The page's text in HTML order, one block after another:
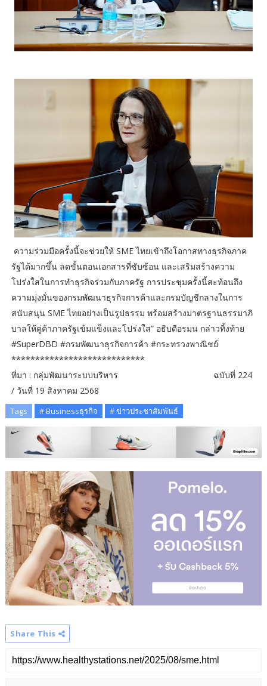
ความร่วมมือครั้งนี้จะช่วยให้ SME ไทยเข้าถึงโอกาสทางธุรกิจภาค
รัฐได้มากขึ้น ลดขั้นตอนเอกสารที่ซับซ้อน และเสริมสร้างความ
โปร่งใสในการทำธุรกิจร่วมกับภาครัฐ การประชุมครั้งนี้สะท้อนถึง
ความมุ่งมั่นของกรมพัฒนาธุรกิจการค้าและกรมบัญชีกลางในการ
สนับสนุน SME ไทยอย่างเป็นรูปธรรม พร้อมสร้างมาตรฐานธรรมาภิ
บาลให้คู่ค้าภาครัฐเข้มแข็งและโปร่งใส” อธิบดีอรมน กล่าวทิ้งท้าย
#SuperDBD #กรมพัฒนาธุรกิจการค้า #กระทรวงพาณิชย์
****************************
ที่มา : กลุ่มพัฒนาระบบบริหาร ฉบับที่ 224
/ วันที่ 19 สิงหาคม 2568
Tags # Businessธุรกิจ # ข่าวประชาสัมพันธ์
Share This